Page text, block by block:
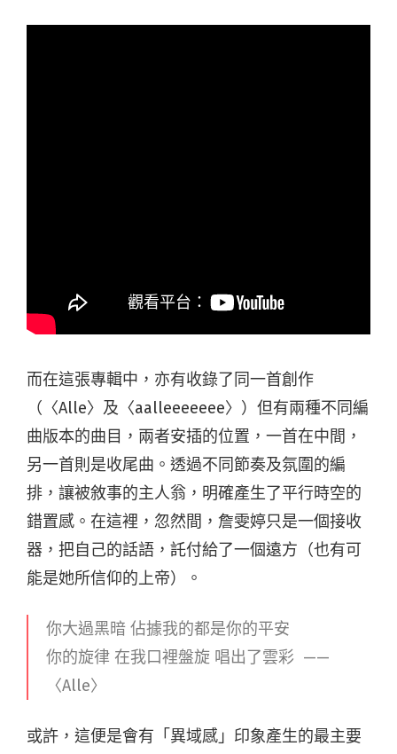
而在這張專輯中，亦有收錄了同一首創作
（〈Alle〉及〈aalleeeeeee〉）但有兩種不同編
曲版本的曲目，兩者安插的位置，一首在中間，
另一首則是收尾曲。透過不同節奏及氛圍的編
排，讓被敘事的主人翁，明確產生了平行時空的
錯置感。在這裡，忽然間，詹雯婷只是一個接收
器，把自己的話語，託付給了一個遠方（也有可
能是她所信仰的上帝）。
你大過黑暗 佔據我的都是你的平安
你的旋律 在我口裡盤旋 唱出了雲彩 ——
〈Alle〉
或許，這便是會有「異域感」印象產生的最主要